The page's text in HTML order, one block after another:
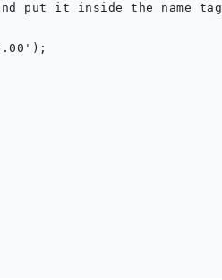
put it inside the name tag